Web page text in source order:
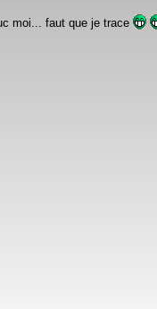
moi... faut que je trace